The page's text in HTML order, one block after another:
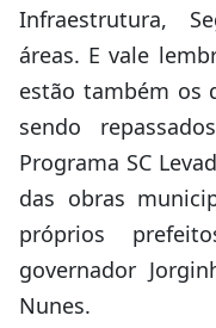
Infraestrutura,
áreas. E vale
estão também os
sendo
Programa SC
das obras
próprios
governador
Nunes.